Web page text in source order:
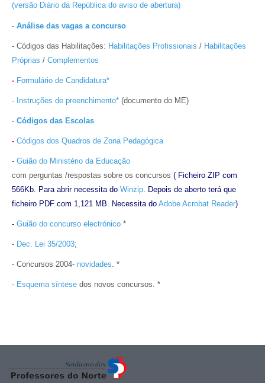
(versão Diário da República do aviso de abertura)
- Análise das vagas a concurso
- Códigos das Habilitações: Habilitações Profissionais / Habilitações
Próprias / Complementos
- Formulário de Candidatura*
- Instruções de preenchimento*(documento do ME)
- Códigos das Escolas
- Códigos dos Quadros de Zona Pedagógica
- Guião do Ministério da Educação
com perguntas /respostas sobre os concursos ( Ficheiro ZIP com
566Kb. Para abrir necessita do Winzip. Depois de aberto terá que
ficheiro PDF com 1,121 MB. Necessita do Adobe Acrobat Reader)
- Guião do concurso electrónico*
- Dec. Lei 35/2003;
- Concursos 2004- novidades. *
- Esquema síntesedos novos concursos. *